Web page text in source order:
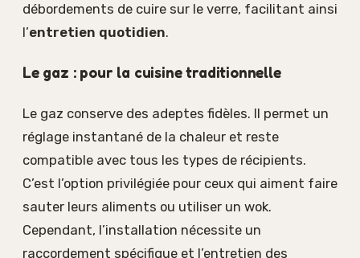
débordements de cuire sur le verre, facilitant ainsi
l’entretien quotidien.
Le gaz : pour la cuisine traditionnelle
Le gaz conserve des adeptes fidèles. Il permet un
réglage instantané de la chaleur et reste
compatible avec tous les types de récipients.
C’est l’option privilégiée pour ceux qui aiment faire
sauter leurs aliments ou utiliser un wok.
Cependant, l’installation nécessite un
raccordement spécifique et l’entretien des